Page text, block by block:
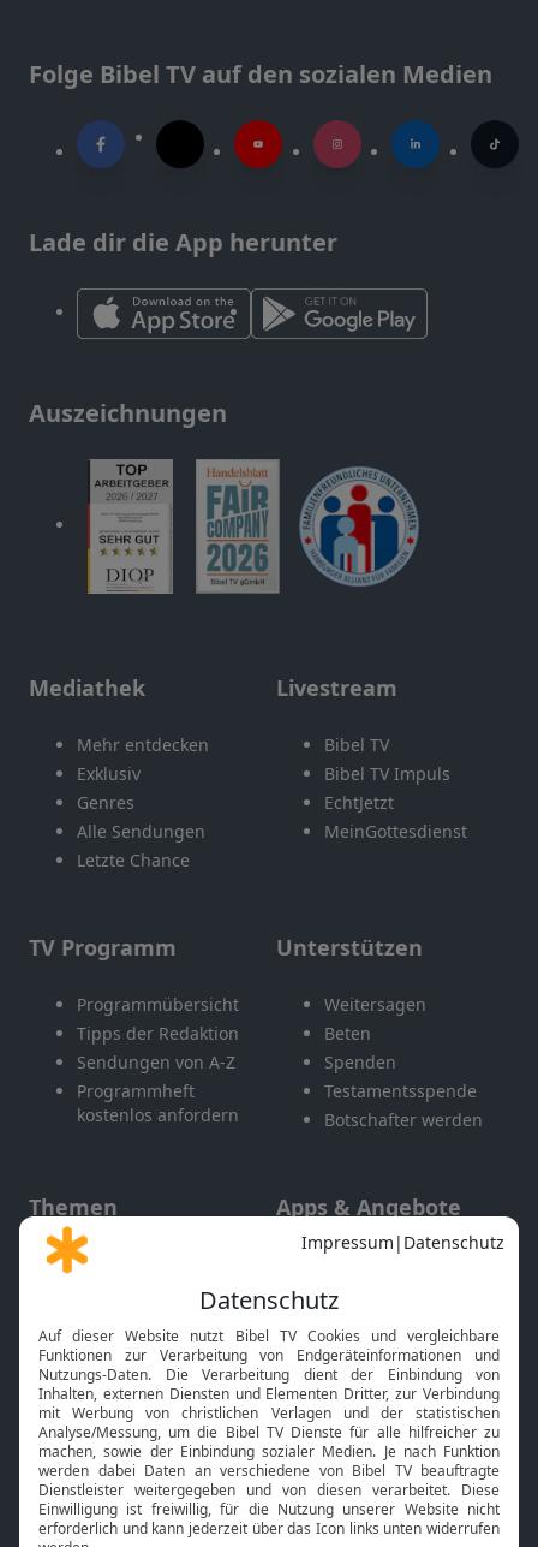
Folge Bibel TV auf den sozialen Medien
Lade dir die App herunter
Auszeichnungen
Mediathek
Mehr entdecken
Exklusiv
Genres
Alle Sendungen
Letzte Chance
Livestream
Bibel TV
Bibel TV Impuls
EchtJetzt
MeinGottesdienst
TV Programm
Programmübersicht
Tipps der Redaktion
Sendungen von A-Z
Programmheft
kostenlos anfordern
Unterstützen
Weitersagen
Beten
Spenden
Testamentsspende
Botschafter werden
Themen
Gott und Bibel erklärt
Neuigkeiten
Apps & Angebote
Mobile App
Smart TV
HbbTV
Bibelthek Online-Bibel
Nächster Gottesdienst
Bibel TV Service